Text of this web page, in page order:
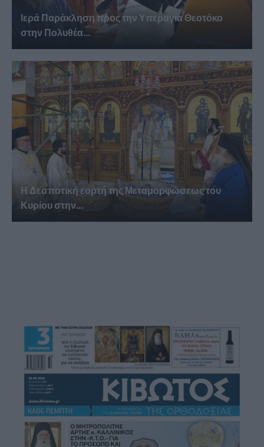
Ιερά Παράκληση προς την Υπεραγία Θεοτόκο
στην Πολυθέα...
Η Δεσποτική εορτή της Μεταμορφώσεως του
Κυρίου στην...